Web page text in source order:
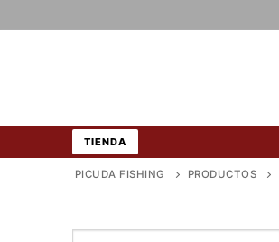
al
TIENDA
PICUDA FISHING PRODUCTOS